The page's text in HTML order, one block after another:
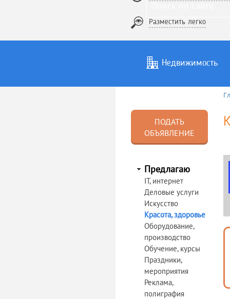
Разместить легко
Недвижимость
Услуги
ПОДАТЬ
ОБЪЯВЛЕНИЕ
Предлагаю
IT, интернет
Деловые услуги
Искусство
Красота, здоровье
Оборудование,
производство
Обучение, курсы
Праздники,
мероприятия
Реклама,
полиграфия